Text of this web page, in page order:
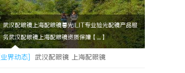
武汉配眼镜上海配眼镜暮光ILIT专业验光配镜产品服
务武汉配眼镜上海配眼镜资质保障【....】
[业界动态] 武汉配眼镜 上海配眼镜